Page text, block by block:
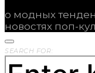
о модных
новостях поп-
SEARCH FOR: